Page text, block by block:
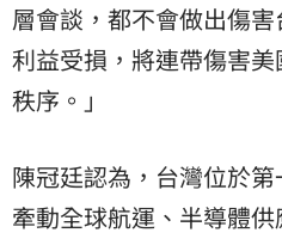
層會談，都不會做出傷
利益受損，將連帶傷害
秩序。」
陳冠廷認為，台灣位於
牽動全球航運、半導體供